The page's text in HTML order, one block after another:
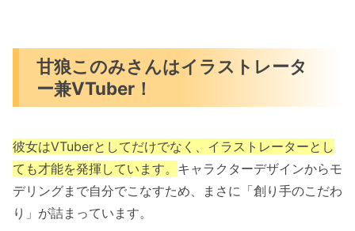
甘狼このみさんはイラストレータ
ー兼VTuber！
彼女はVTuberとしてだけでなく、イラストレーターとし
ても才能を発揮しています。 キャラクターデザインからモ
デリングまで自分でこなすため、まさに「創り手のこだわ
り」が詰まっています。